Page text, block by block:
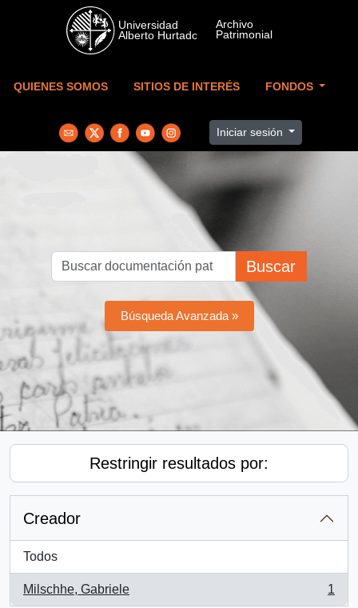
Skip to main content
QUIENES SOMOS SITIOS DE INTERÉS FONDOS
Iniciar sesión
Buscar
Búsqueda Avanzada »
Restringir resultados por:
Creador
Todos
Milschhe, Gabriele
, 1 resultados
1